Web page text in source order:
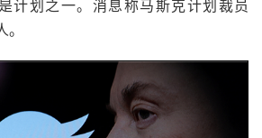
计划之一。消息称马斯克计划裁员